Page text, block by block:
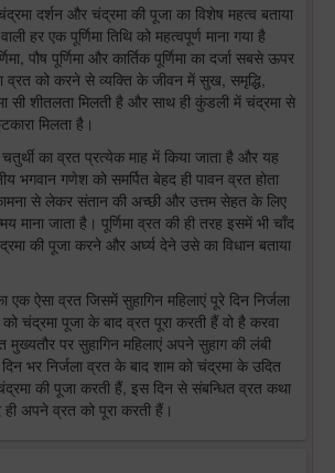
दर्शन और चंद्रमा की पूजा का विशेष महत्व बताया
हर एक पूर्णिमा तिथि को महत्वपूर्ण माना गया है
पौष पूर्णिमा और कार्तिक पूर्णिमा का दर्जा सबसे ऊपर
व्रत को करने से व्यक्ति के जीवन में सुख, समृद्धि,
सी शीतलता मिलती है और साथ ही कुंडली में चंद्रमा से
मिलता है।
का व्रत प्रत्येक माह में किया जाता है और यह
भगवान गणेश को समर्पित बेहद ही पावन व्रत होता
से लेकर संतान की अच्छी और उत्तम सेहत के लिए
माना जाता है। पूर्णिमा व्रत की ही तरह इसमें भी चाँद
की पूजा करने और अर्घ्य देने उसे का विधान बताया
एक ऐसा व्रत जिसमें सुहागिन महिलाएं पूरे दिन निर्जला
चंद्रमा पूजा के बाद व्रत पूरा करती हैं वो है करवा
पर सुहागिन महिलाएं अपने सुहाग की लंबी
भर निर्जला व्रत के बाद शाम को चंद्रमा के उदित
की पूजा करती हैं, इस दिन से संबन्धित व्रत कथा
अपने व्रत को पूरा करती हैं।